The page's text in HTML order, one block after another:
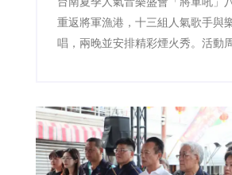
重返將軍漁港，十三組人氣歌手與
唱，兩晚並安排精彩煙火秀。活動